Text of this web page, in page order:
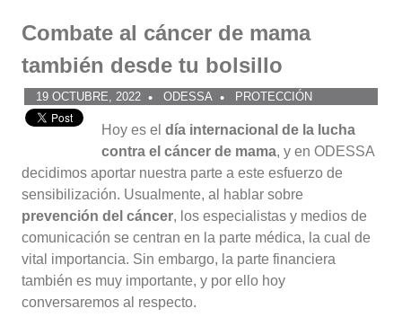
Combate al cáncer de mama
también desde tu bolsillo
19 OCTUBRE, 2022 ODESSA PROTECCIÓN
Hoy es el día internacional de la lucha
contra el cáncer de mama, y en ODESSA
decidimos aportar nuestra parte a este esfuerzo de
sensibilización. Usualmente, al hablar sobre
prevención del cáncer, los especialistas y medios de
comunicación se centran en la parte médica, la cual de
vital importancia. Sin embargo, la parte financiera
también es muy importante, y por ello hoy
conversaremos al respecto.